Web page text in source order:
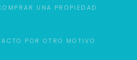
UNA PROPIEDAD
POR OTRO MOTIVO